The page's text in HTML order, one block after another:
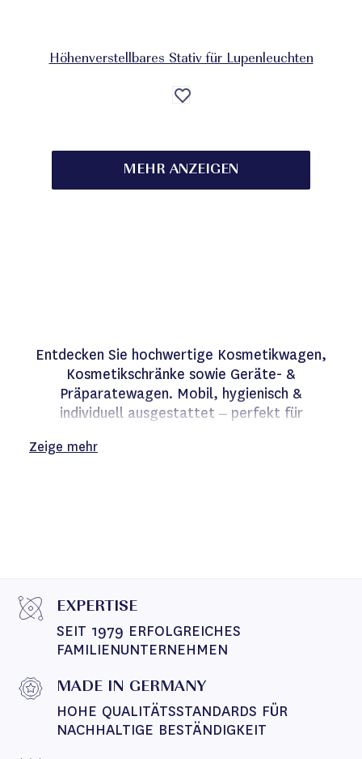
Höhenverstellbares Stativ für Lupenleuchten
Auf
die
MEHR ANZEIGEN
Entdecken Sie hochwertige Kosmetikwagen,
Kosmetikschränke sowie Geräte- &
Präparatewagen. Mobil, hygienisch &
individuell ausgestattet – perfekt für
Zeige mehr
EXPERTISE
SEIT 1979 ERFOLGREICHES
FAMILIENUNTERNEHMEN
MADE IN GERMANY
HOHE QUALITÄTSSTANDARDS FÜR
NACHHALTIGE BESTÄNDIGKEIT